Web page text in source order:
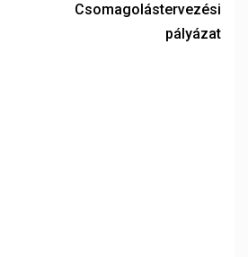
Csomagolástervezési
pályázat